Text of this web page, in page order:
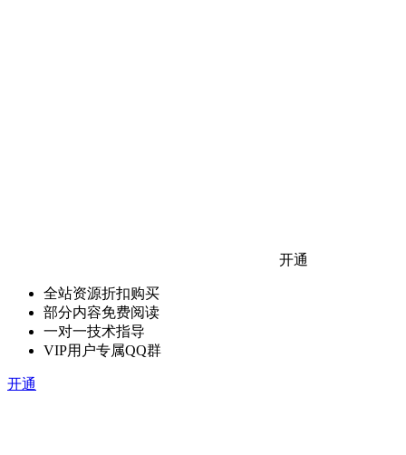
开通
全站资源折扣购买
部分内容免费阅读
一对一技术指导
VIP用户专属QQ群
开通